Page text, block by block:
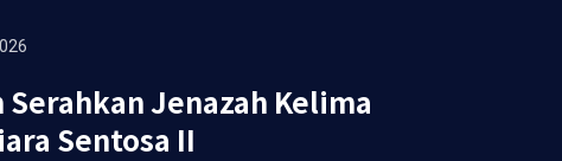
Serahkan Jenazah Kelima
Sentosa II